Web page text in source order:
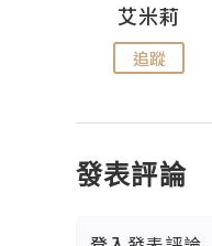
艾米莉
追蹤
發表評論